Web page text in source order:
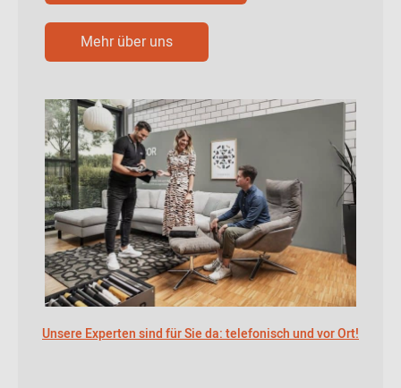
Mehr über uns
Unsere Experten sind für Sie da: telefonisch und vor Ort!